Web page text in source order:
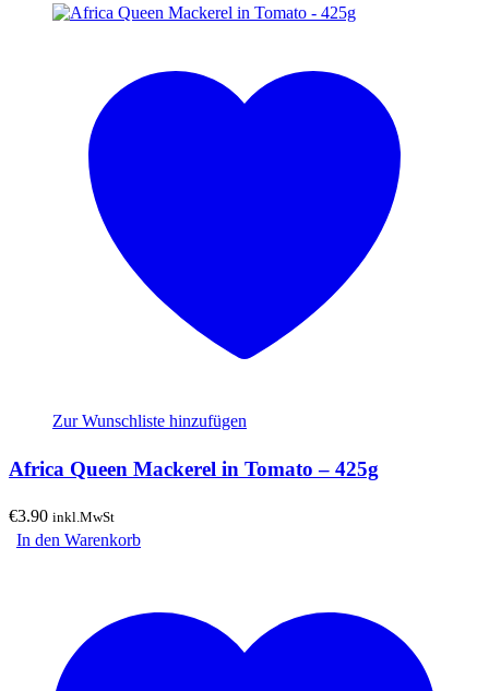
Zur Wunschliste hinzufügen
Africa Queen Mackerel in Tomato – 425g
€3.90 inkl.MwSt
In den Warenkorb